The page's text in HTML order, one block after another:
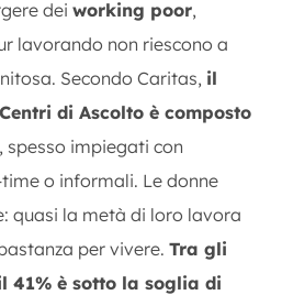
dei working poor,
lavorando non riescono a
Secondo Caritas, il
di Ascolto è composto
, spesso impiegati con
o informali. Le donne
quasi la metà di loro lavora
per vivere. Tra gli
41% è sotto la soglia di